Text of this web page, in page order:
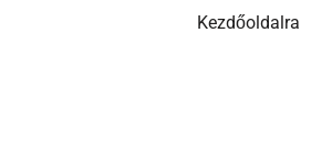
Kezdőoldalra